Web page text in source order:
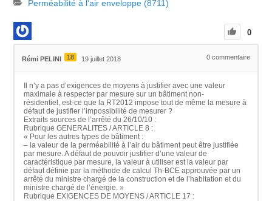
Perméabilité à l'air enveloppe (8711)
0
Rémi PELINI 18 19 juillet 2018 0commentaire
Il n’y a pas d’exigences de moyens à justifier avec une valeur
maximale à respecter par mesure sur un bâtiment non-
résidentiel, est-ce que la RT2012 impose tout de même la mesure à
défaut de justifier l’impossibilité de mesurer ?
Extraits sources de l’arrêté du 26/10/10 :
Rubrique GENERALITES / ARTICLE 8 :
« Pour les autres types de bâtiment :
– la valeur de la perméabilité à l’air du bâtiment peut être justifiée
par mesure. A défaut de pouvoir justifier d’une valeur de
caractéristique par mesure, la valeur à utiliser est la valeur par
défaut définie par la méthode de calcul Th-BCE approuvée par un
arrêté du ministre chargé de la construction et de l’habitation et du
ministre chargé de l’énergie. »
Rubrique EXIGENCES DE MOYENS / ARTICLE 17 :